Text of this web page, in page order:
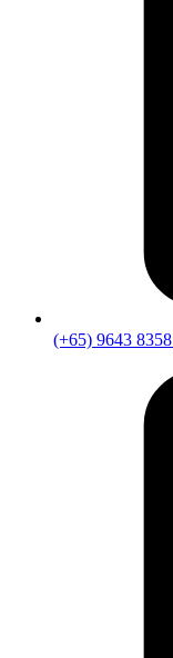
(+65) 9643 8358